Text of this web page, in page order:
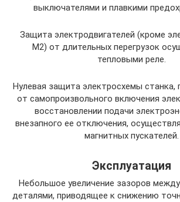
выключателями и плавкими
Защита электродвигателей (кроме
М2) от длительных перегрузок
тепловыми реле.
Нулевая защита электросхемы
от самопроизвольного включения
восстановлении подачи
внезапного ее отключения,
магнитных пускателей.
Эксплуатация
Небольшое увеличение зазоров
деталями, приводящее к снижению